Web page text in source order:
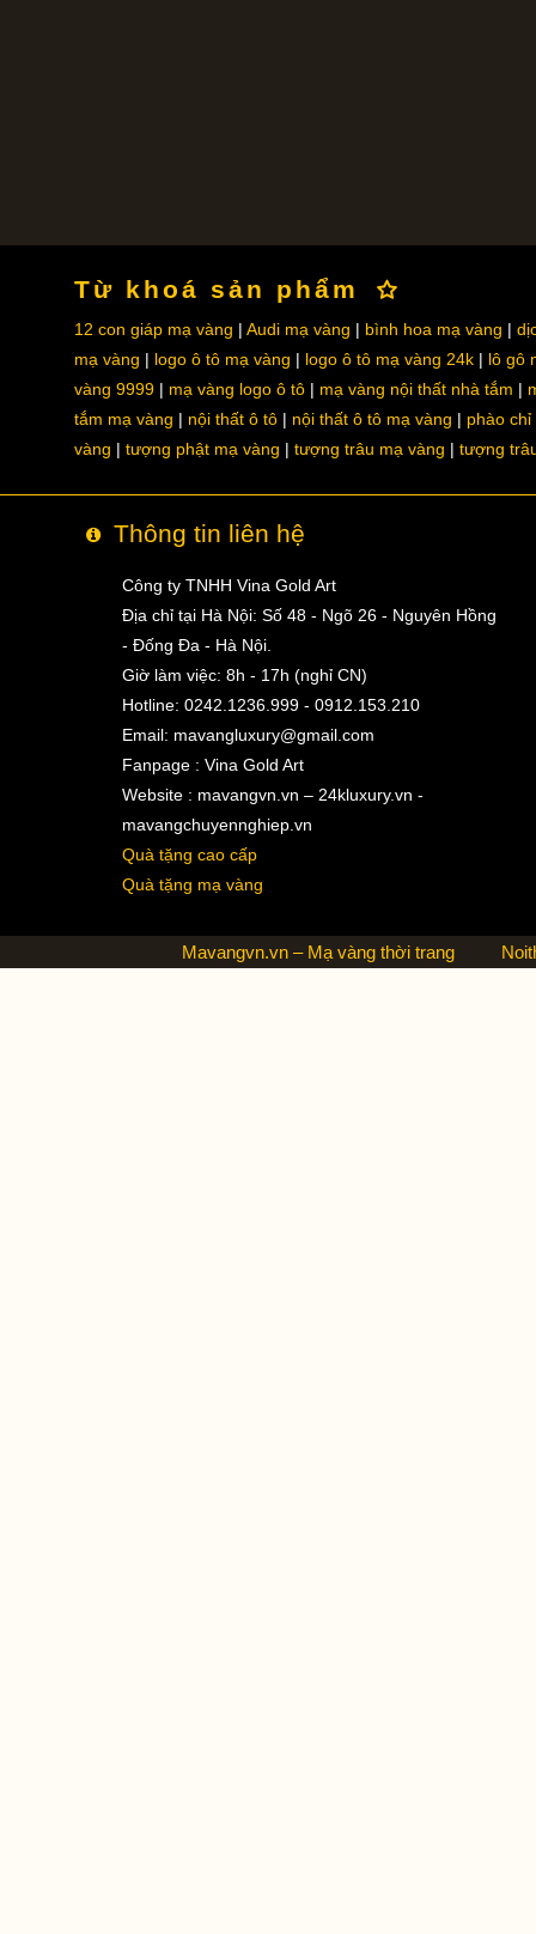
Từ khoá sản phẩm
12 con giáp mạ vàng Audi mạ vàng bình hoa mạ vàng
mạ vàng
logo ô tô mạ vàng logo ô tô mạ vàng 24k
lô gô
vàng 9999
mạ vàng logo ô tô mạ vàng nội thất nhà tắm
tắm mạ vàng
nội thất ô tô nội thất ô tô mạ vàng
phào chỉ
vàng
tượng phật mạ vàng tượng trâu mạ vàng tượng
Thông tin liên hệ
Công ty TNHH Vina Gold Art
Địa chỉ tại Hà Nội: Số 48 - Ngõ 26 - Nguyên Hồng
- Đống Đa - Hà Nội.
Giờ làm việc: 8h - 17h (nghỉ CN)
Hotline: 0242.1236.999 - 0912.153.210
Email: mavangluxury@gmail.com
Fanpage : Vina Gold Art
Website : mavangvn.vn – 24kluxury.vn -
mavangchuyennghiep.vn
Quà tặng cao cấp
Quà tặng mạ vàng
Mavangvn.vn – Mạ vàng thời trang